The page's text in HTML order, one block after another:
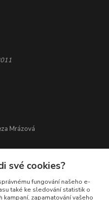
Mrázová
své cookies?
fungování našeho e-
také ke sledování statistik o
zapamatování vašeho